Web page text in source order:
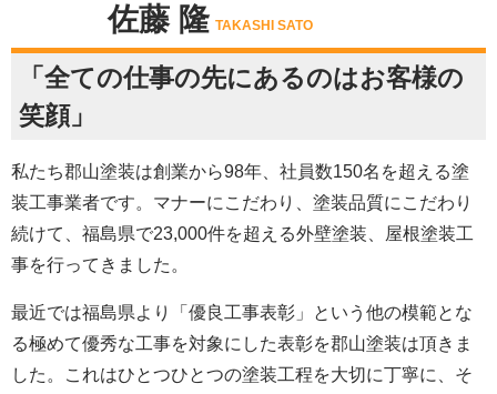
佐藤 隆 TAKASHI SATO
「全ての仕事の先にあるのはお客様の
笑顔」
私たち郡山塗装は創業から98年、社員数150名を超える塗
装工事業者です。マナーにこだわり、塗装品質にこだわり
続けて、福島県で23,000件を超える外壁塗装、屋根塗装工
事を行ってきました。
最近では福島県より「優良工事表彰」という 他の模範とな
る極めて優秀な工事を対象にした表彰を郡山塗装は頂きま
した。これはひとつひとつの塗装工程を大切に丁寧に、そ